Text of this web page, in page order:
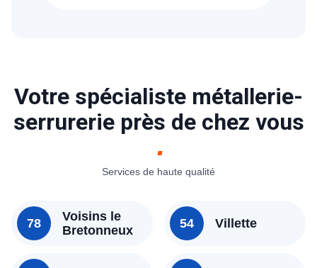
Votre spécialiste métallerie-
serrurerie près de chez vous
Services de haute qualité
78
Voisins le
Bretonneux
54 Villette